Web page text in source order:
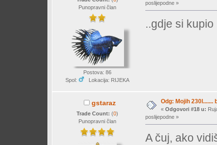
Punopravni član
Postova: 86
Spol:
Lokacija: RIJEKA
poslijepodne »
..gdje si
gstaraz
Trade Count: (0)
Punopravni član
Odg: Mojih 230l.......
« Odgovori #18 u:
poslijepodne »
A čuj, ako